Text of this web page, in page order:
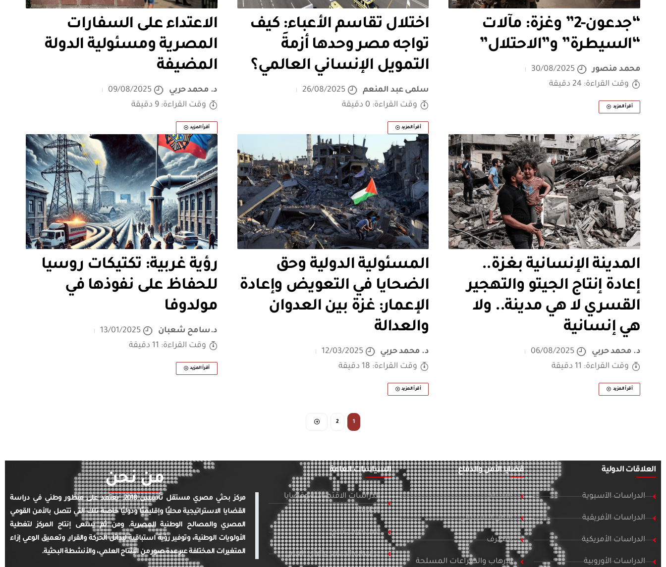
“جدعون-2” وغزة: مآلات
“السيطرة” و”الاحتلال”
محمد منصور
30/08/2025
وقت القراءة: 24 دقيقة
أقرأ المزيد
اختلال تقاسم الأعباء: كيف
تواجه مصر وحدها أزمةَ
التمويل الإنساني العالمي؟
سلمى عبد المنعم
26/08/2025
وقت القراءة: 0 دقيقة
أقرأ المزيد
الاعتداء على السفارات
المصرية ومسئولية الدولة
المضيفة
د. محمد حربي
09/08/2025
وقت القراءة: 9 دقيقة
أقرأ المزيد
المدينة الإنسانية بغزة..
إعادة إنتاج الجيتو والتهجير
القسري لا هي مدينة.. ولا
هي إنسانية
د. محمد حربي
06/08/2025
وقت القراءة: 11 دقيقة
أقرأ المزيد
المسئولية الدولية وحق
الضحايا في التعويض وإعادة
الإعمار: غزة بين العدوان
والعدالة
د. محمد حربي
12/03/2025
وقت القراءة: 18 دقيقة
أقرأ المزيد
رؤية غربية: تكتيكات روسيا
للحفاظ على نفوذها في
مولدوفا
د.سامح شعبان
13/01/2025
وقت القراءة: 11 دقيقة
أقرأ المزيد
1
2
العلاقات الدولية
الدراسات الآسيوية
الدراسات الأفريقية
الدراسات الأمريكية
الدراسات الأوروبية
قضايا الأمن والدفاع
التسلح
الأمن السيبراني
التطرف
الإرهاب والصراعات المسلحة
السياسات العامة
الدراسات الاقتصادية وقضايا
الطاقة
تنمية ومجتمع
دراسات الإعلام والرأي العام
من نحن
مركز بحثي مصري مستقل تأسس 2018. يعتمد على منظور وطني في دراسة
القضايا الاستراتيجية محليًا وإقليميًا ودوليًا خاصة تلك التي تتصل بالأمن القومي
المصري والمصالح الوطنية المصرية. ومن ثم يسعى إنتاج المركز لتغطية
الأولويات الوطنية، وتوفير رؤية استباقية لبدائل الحركة والقرار. وتعميق الوعي إزاء
المتغيرات المختلفة عبر عدة صور من الإنتاج العلمي، والأنشطة البحثية.